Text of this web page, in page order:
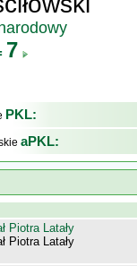
7
PKL:
aPKL:
Piotra Latały
Piotra Latały